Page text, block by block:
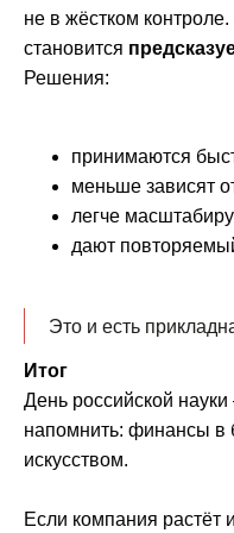
не в жёстком
становится
Решения:
принимаются
меньше зависят
легче
дают
Это и есть
Итог
День российской
напомнить: финансы в
искусством.
Если компания растёт
«Хорошие люди» –
компания, разработчик
1С:Предприятия 8
ИНН 8601044590
Возможности
Тарифы
+7